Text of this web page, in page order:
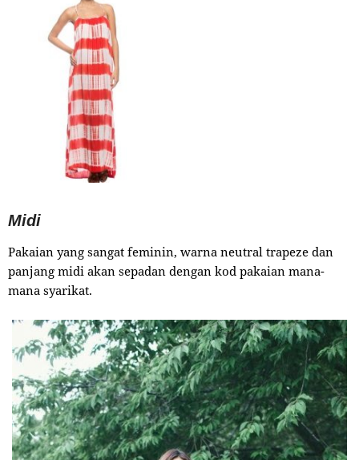
Midi
Pakaian yang sangat feminin, warna neutral trapeze dan
panjang midi akan sepadan dengan kod pakaian mana-
mana syarikat.